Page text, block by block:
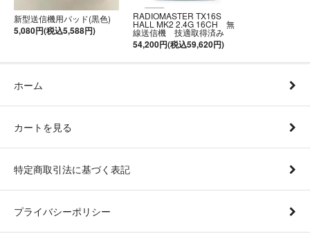
新型送信機用パッド(黒色)
5,080円(税込5,588円)
RADIOMASTER TX16S
HALL MK2 2.4G 16CH 無
線送信機 技適取得済み
54,200円(税込59,620円)
ホーム
カートを見る
特定商取引法に基づく表記
プライバシーポリシー